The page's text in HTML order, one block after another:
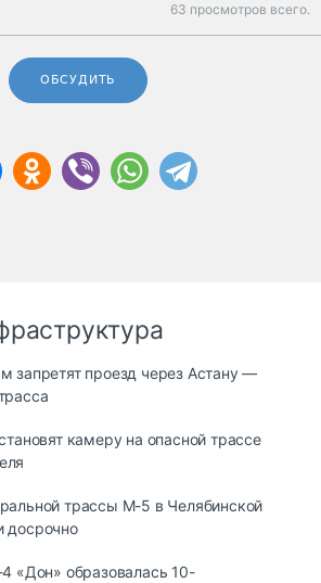
63 просмотров всего.
ОБСУДИТЬ
запретят проезд через Астану —
камеру на опасной трассе
трассы М-5 в Челябинской
досрочно
«Дон» образовалась 10-